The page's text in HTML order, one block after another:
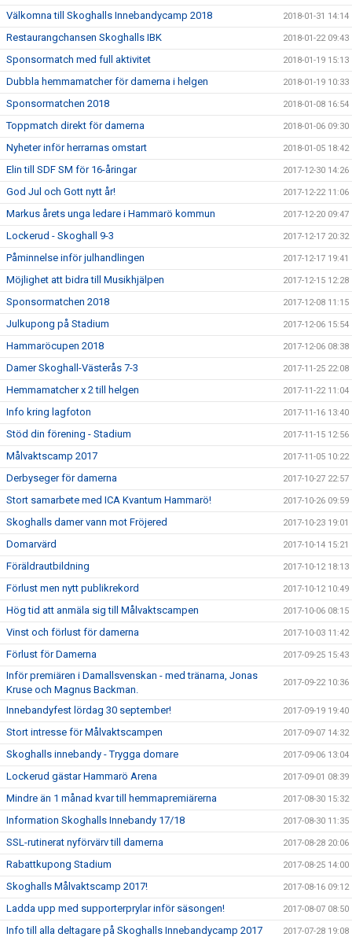
Välkomna till Skoghalls Innebandycamp 2018 2018-01-31 14:14
Restaurangchansen Skoghalls IBK 2018-01-22 09:43
Sponsormatch med full aktivitet 2018-01-19 15:13
Dubbla hemmamatcher för damerna i helgen 2018-01-19 10:33
Sponsormatchen 2018 2018-01-08 16:54
Toppmatch direkt för damerna 2018-01-06 09:30
Nyheter inför herrarnas omstart 2018-01-05 18:42
Elin till SDF SM för 16-åringar 2017-12-30 14:26
God Jul och Gott nytt år! 2017-12-22 11:06
Markus årets unga ledare i Hammarö kommun 2017-12-20 09:47
Lockerud - Skoghall 9-3 2017-12-17 20:32
Påminnelse inför julhandlingen 2017-12-17 19:41
Möjlighet att bidra till Musikhjälpen 2017-12-15 12:28
Sponsormatchen 2018 2017-12-08 11:15
Julkupong på Stadium 2017-12-06 15:54
Hammaröcupen 2018 2017-12-06 08:38
Damer Skoghall-Västerås 7-3 2017-11-25 22:08
Hemmamatcher x 2 till helgen 2017-11-22 11:04
Info kring lagfoton 2017-11-16 13:40
Stöd din förening - Stadium 2017-11-15 12:56
Målvaktscamp 2017 2017-11-05 10:22
Derbyseger för damerna 2017-10-27 22:57
Stort samarbete med ICA Kvantum Hammarö! 2017-10-26 09:59
Skoghalls damer vann mot Fröjered 2017-10-23 19:01
Domarvärd 2017-10-14 15:21
Föräldrautbildning 2017-10-12 18:13
Förlust men nytt publikrekord 2017-10-12 10:49
Hög tid att anmäla sig till Målvaktscampen 2017-10-06 08:15
Vinst och förlust för damerna 2017-10-03 11:42
Förlust för Damerna 2017-09-25 15:43
Inför premiären i Damallsvenskan - med tränarna, Jonas
Kruse och Magnus Backman.
2017-09-22 10:36
Innebandyfest lördag 30 september! 2017-09-19 19:40
Stort intresse för Målvaktscampen 2017-09-07 14:32
Skoghalls innebandy - Trygga domare 2017-09-06 13:04
Lockerud gästar Hammarö Arena 2017-09-01 08:39
Mindre än 1 månad kvar till hemmapremiärerna 2017-08-30 15:32
Information Skoghalls Innebandy 17/18 2017-08-30 11:35
SSL-rutinerat nyförvärv till damerna 2017-08-28 20:06
Rabattkupong Stadium 2017-08-25 14:00
Skoghalls Målvaktscamp 2017! 2017-08-16 09:12
Ladda upp med supporterprylar inför säsongen! 2017-08-07 08:50
Info till alla deltagare på Skoghalls Innebandycamp 2017 2017-07-28 19:08